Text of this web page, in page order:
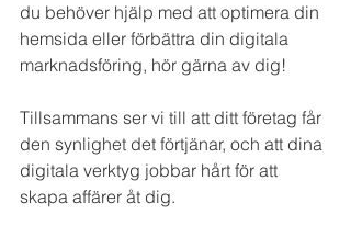
du behöver hjälp med att optimera din
hemsida eller förbättra din digitala
marknadsföring, hör gärna av dig!
Tillsammans ser vi till att ditt företag får
den synlighet det förtjänar, och att dina
digitala verktyg jobbar hårt för att
skapa affärer åt dig.